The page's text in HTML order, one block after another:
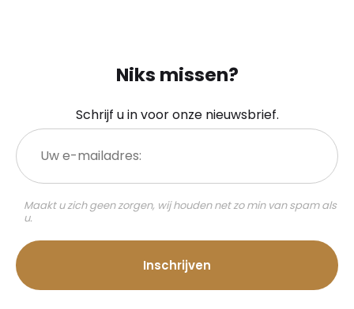
Niks missen?
Schrijf u in voor onze nieuwsbrief.
Uw
e-
mailadres:
Maakt u zich geen zorgen, wij houden net zo min van spam als
u.